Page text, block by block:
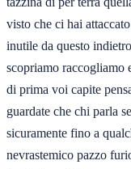
visto che ci hai
inutile da questo
scopriamo raccogliamo
di prima voi capite
guardate che chi parla
sicuramente fino a
nevrastemico pazzo